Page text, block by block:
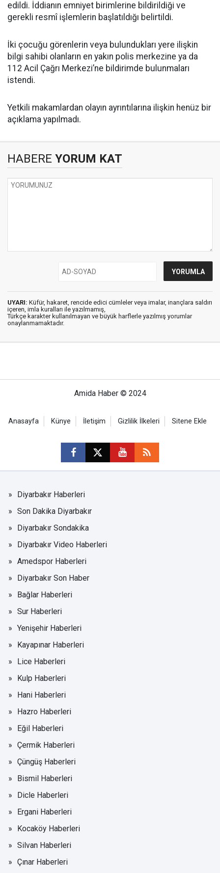
edildi. İddianın emniyet birimlerine bildirildiği ve
gerekli resmî işlemlerin başlatıldığı belirtildi.
İki çocuğu görenlerin veya bulundukları yere ilişkin
bilgi sahibi olanların en yakın polis merkezine ya da
112 Acil Çağrı Merkezi’ne bildirimde bulunmaları
istendi.
Yetkili makamlardan olayın ayrıntılarına ilişkin henüz bir
açıklama yapılmadı.
HABERE YORUM KAT
UYARI: Küfür, hakaret, rencide edici cümleler veya imalar, inançlara saldırı
içeren, imla kuralları ile yazılmamış,
Türkçe karakter kullanılmayan ve büyük harflerle yazılmış yorumlar
onaylanmamaktadır.
Amida Haber © 2024
Anasayfa Künye İletişim Gizlilik İlkeleri Sitene Ekle
Diyarbakır Haberleri
Son Dakika Diyarbakır
Diyarbakır Sondakika
Diyarbakır Video Haberleri
Amedspor Haberleri
Diyarbakır Son Haber
Bağlar Haberleri
Sur Haberleri
Yenişehir Haberleri
Kayapınar Haberleri
Lice Haberleri
Kulp Haberleri
Hani Haberleri
Hazro Haberleri
Eğil Haberleri
Çermik Haberleri
Çüngüş Haberleri
Bismil Haberleri
Dicle Haberleri
Ergani Haberleri
Kocaköy Haberleri
Silvan Haberleri
Çınar Haberleri